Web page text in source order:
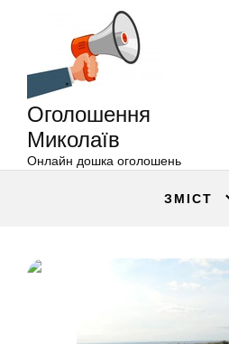
Оголошення
Миколаїв
Онлайн дошка оголошень
ЗМІСТ